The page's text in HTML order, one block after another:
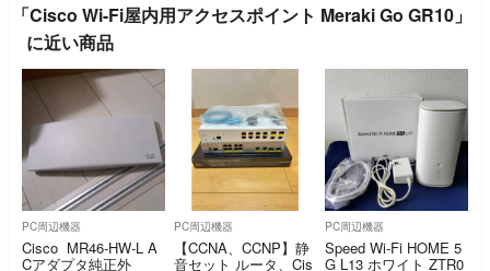
「Cisco Wi-Fi屋内用アクセスポイント Meraki Go GR10」
に近い商品
PC周辺機器
Cisco MR46-HW-L A
Cアダプタ純正外
PC周辺機器
【CCNA、CCNP】静
音セット ルータ、Cis
PC周辺機器
Speed Wi-Fi HOME 5
G L13 ホワイト ZTR0